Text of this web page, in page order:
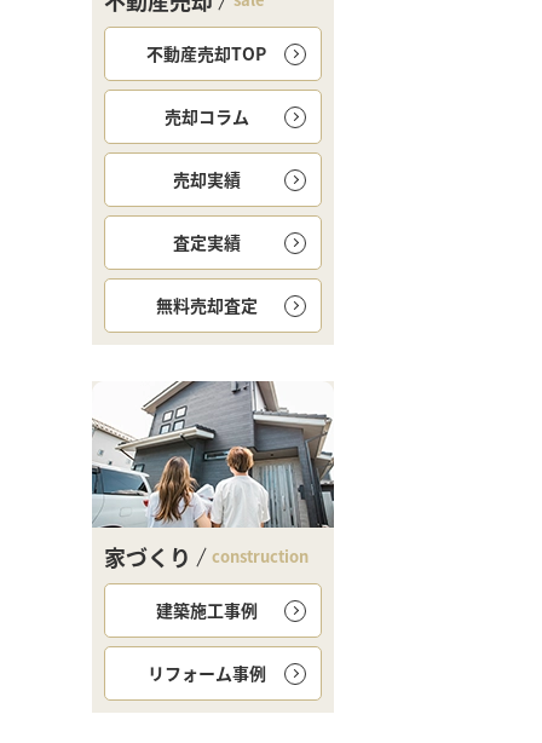
不動産売却TOP
売却コラム
売却実績
査定実績
無料売却査定
家づくり construction
建築施工事例
リフォーム事例